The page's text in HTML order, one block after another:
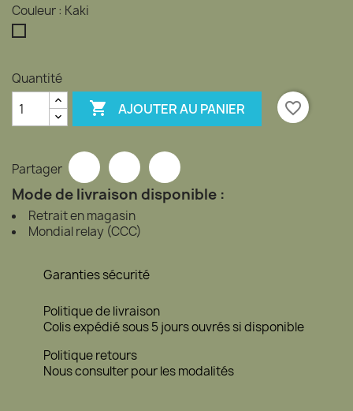
Couleur : Kaki
Quantité
 AJOUTER AU PANIER favorite_border
Partager
Mode de livraison disponible :
Retrait en magasin
Mondial relay (CCC)
Garanties sécurité
Politique de livraison
Colis expédié sous 5 jours ouvrés si disponible
Politique retours
Nous consulter pour les modalités